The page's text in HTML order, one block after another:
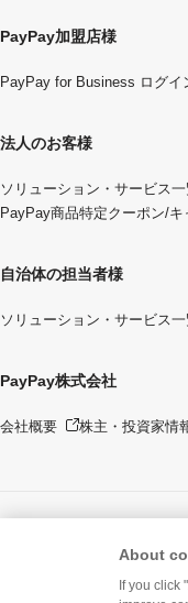
PayPay加盟店様
PayPay for Business ログイ
法人のお客様
ソリューション・サービス一
PayPay商品特定クーポン/キ
自治体の担当者様
ソリューション・サービス一
PayPay株式会社
会社概要 株主・投資家情
About
If you click